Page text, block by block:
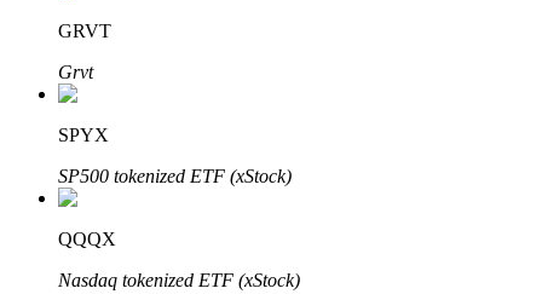
GRVT
Grvt
SPYX
SP500 tokenized ETF (xStock)
QQQX
Nasdaq tokenized ETF (xStock)